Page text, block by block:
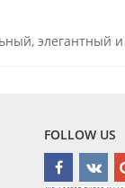
элегантный
FOLLOW US